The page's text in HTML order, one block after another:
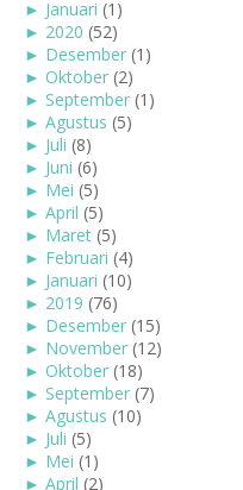
► Januari (1)
► 2020 (52)
► Desember (1)
► Oktober (2)
► September (1)
► Agustus (5)
► Juli (8)
► Juni (6)
► Mei (5)
► April (5)
► Maret (5)
► Februari (4)
► Januari (10)
► 2019 (76)
► Desember (15)
► November (12)
► Oktober (18)
► September (7)
► Agustus (10)
► Juli (5)
► Mei (1)
► April (2)